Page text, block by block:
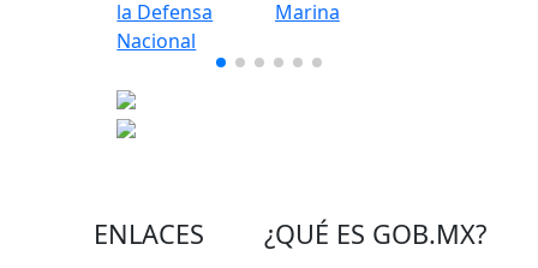
ENLACES ¿QUÉ ES GOB.MX?